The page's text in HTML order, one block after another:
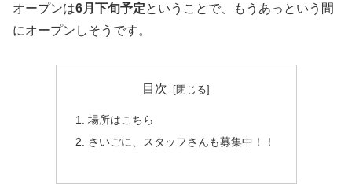
オープンは6月下旬予定ということで、もうあっという間
にオープンしそうです。
目次
場所はこちら
さいごに、スタッフさんも募集中！！